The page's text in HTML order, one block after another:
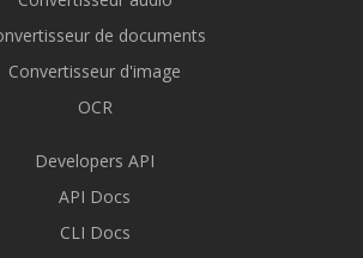
de documents
Convertisseur d'image
OCR
Developers API
API Docs
CLI Docs